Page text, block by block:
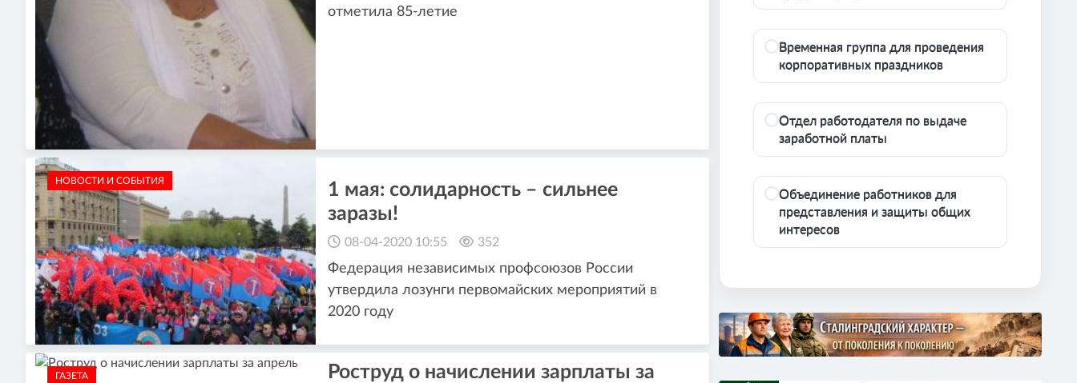
отметила 85-летие
НОВОСТИ И СОБЫТИЯ
1 мая: солидарность – сильнее
заразы!
08-04-2020 10:55 352
Федерация независимых профсоюзов России
утвердила лозунги первомайских мероприятий в
2020 году
ГАЗЕТА
Роструд о начислении зарплаты за
Временная группа для проведения
корпоративных праздников
Отдел работодателя по выдаче
заработной платы
Объединение работников для
представления и защиты общих
интересов